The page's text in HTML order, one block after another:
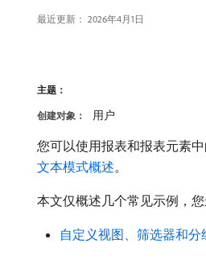
最近更新： 2026年4月1日
主题：
创建对象： 用户
您可以使用报表和报表元素
文本模式概述。
本文仅概述几个常见示例，
自定义视图、筛选器和分